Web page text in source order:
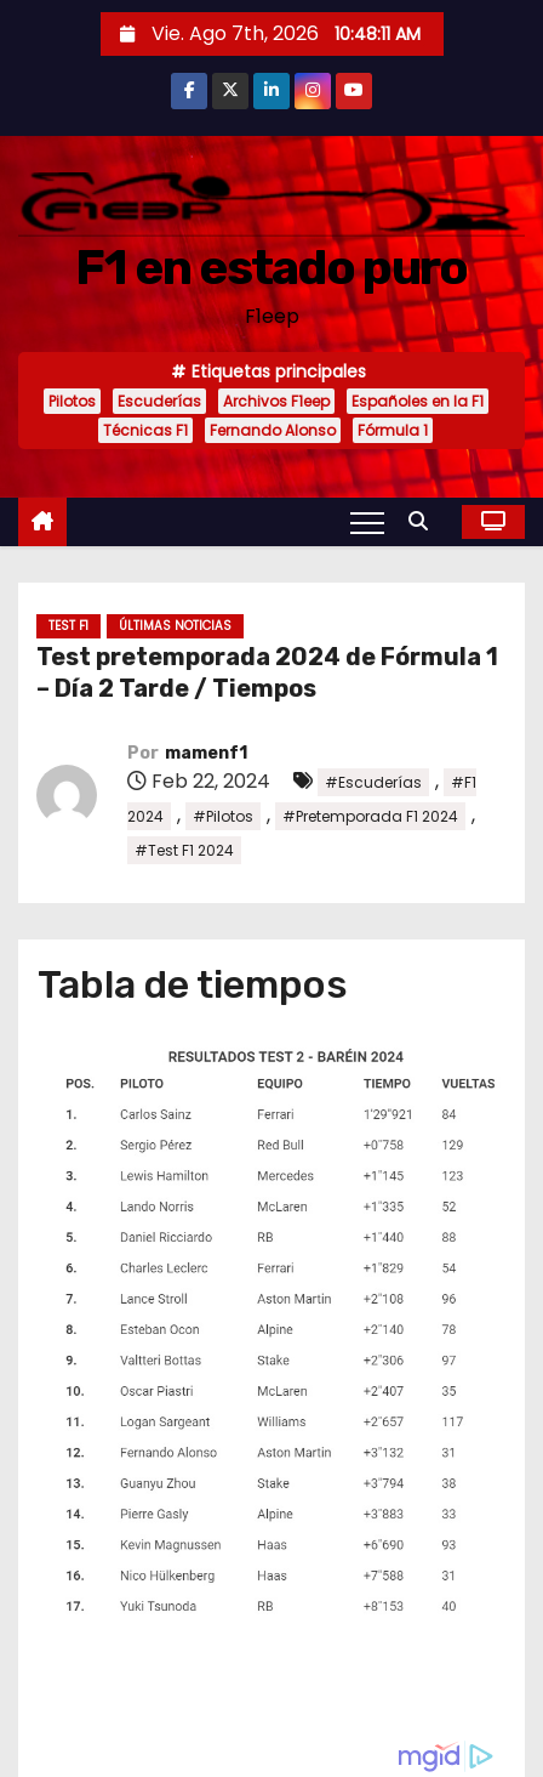
i
Vie. Ago 7th, 2026 10:48:13 AM
F1 en estado puro
F1eep
Etiquetas principales
Pilotos Escuderías Archivos F1eep
Españoles en la F1
Técnicas F1
Fernando Alonso Fórmula 1
TEST F1 ÚLTIMAS NOTICIAS
Test pretemporada 2024 de Fórmula 1
– Día 2 Tarde / Tiempos
Por mamenf1
Feb 22, 2024 #Escuderías ,
#F1
2024
, #Pilotos , #Pretemporada F1 2024 ,
#Test F1 2024
Tabla de tiempos